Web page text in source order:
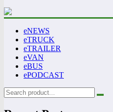
eNEWS
eTRUCK
eTRAILER
eVAN
eBUS
ePODCAST